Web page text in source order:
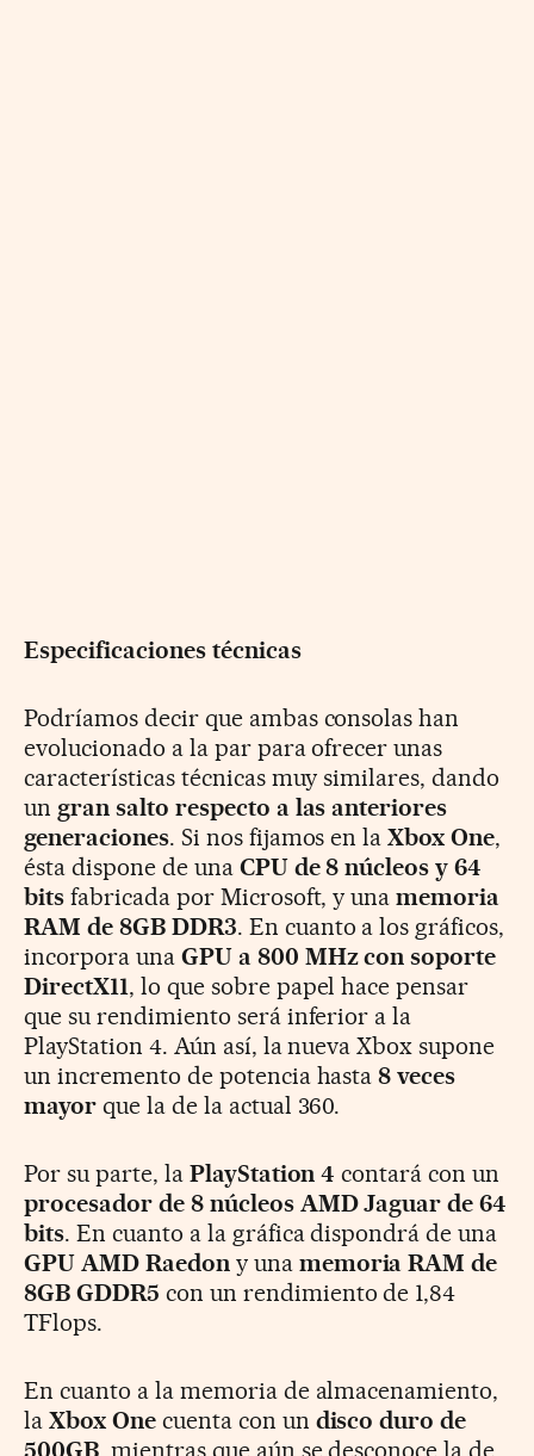
Especificaciones técnicas
Podríamos decir que ambas consolas han
evolucionado a la par para ofrecer unas
características técnicas muy similares, dando
un gran salto respecto a las anteriores
generaciones. Si nos fijamos en laXbox One,
ésta dispone de una CPU de 8 núcleos y 64
bitsfabricada por Microsoft, y unamemoria
RAM de 8GB DDR3. En cuanto a los gráficos,
incorpora una GPU a 800 MHz con soporte
DirectX11, lo que sobre papel hace pensar
que su rendimiento será inferior a la
PlayStation 4. Aún así, la nueva Xbox supone
un incremento de potencia hasta8 veces
mayorque la de la actual 360.
Por su parte, la PlayStation 4 contará con un
procesador de 8 núcleos AMD Jaguar de 64
bits. En cuanto a la gráfica dispondrá de una
GPU AMD Raedon y una memoria RAM de
8GB GDDR5 con un rendimiento de 1,84
TFlops.
En cuanto a la memoria de almacenamiento,
la Xbox Onecuenta con un disco duro de
500GB, mientras que aún se desconoce la de